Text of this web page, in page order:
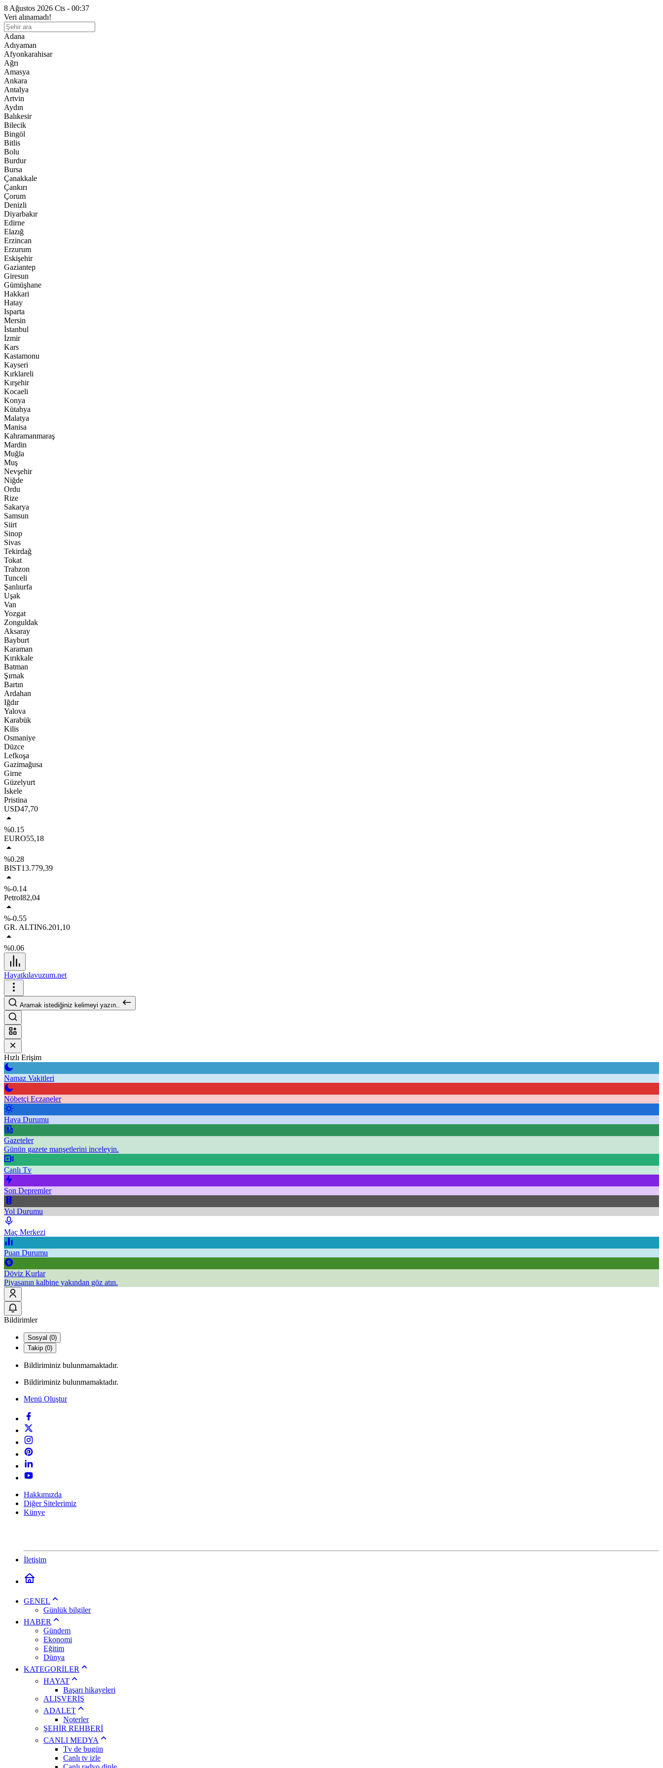
8 Ağustos 2026 Cts - 00:37
Veri alınamadı!
Adana
Adıyaman
Afyonkarahisar
Ağrı
Amasya
Ankara
Antalya
Artvin
Aydın
Balıkesir
Bilecik
Bingöl
Bitlis
Bolu
Burdur
Bursa
Çanakkale
Çankırı
Çorum
Denizli
Diyarbakır
Edirne
Elazığ
Erzincan
Erzurum
Eskişehir
Gaziantep
Giresun
Gümüşhane
Hakkari
Hatay
Isparta
Mersin
İstanbul
İzmir
Kars
Kastamonu
Kayseri
Kırklareli
Kırşehir
Kocaeli
Konya
Kütahya
Malatya
Manisa
Kahramanmaraş
Mardin
Muğla
Muş
Nevşehir
Niğde
Ordu
Rize
Sakarya
Samsun
Siirt
Sinop
Sivas
Tekirdağ
Tokat
Trabzon
Tunceli
Şanlıurfa
Uşak
Van
Yozgat
Zonguldak
Aksaray
Bayburt
Karaman
Kırıkkale
Batman
Şırnak
Bartın
Ardahan
Iğdır
Yalova
Karabük
Kilis
Osmaniye
Düzce
Lefkoşa
Gazimağusa
Girne
Güzelyurt
İskele
Pristina
USD47,70
%0.15
EURO55,18
%0.28
BIST13.779,39
%-0.14
Petrol82,04
%-0.55
GR. ALTIN6.201,10
%0.06
Hayatkılavuzum.net
Aramak istediğiniz kelimeyi yazın..
Hızlı Erişim
Namaz Vakitleri
Nöbetçi Eczaneler
Hava Durumu
Gazeteler
Günün gazete manşetlerini inceleyin.
Canlı Tv
Son Depremler
Yol Durumu
Maç Merkezi
Puan Durumu
Döviz Kurlar
Piyasanın kalbine yakından göz atın.
Bildirimler
Sosyal (0)
Takip (0)
Bildiriminiz bulunmamaktadır.
Bildiriminiz bulunmamaktadır.
Menü Oluştur
Hakkımızda
Diğer Sitelerimiz
Künye
İletişim
GENEL
Günlük bilgiler
HABER
Gündem
Ekonomi
Eğitim
Dünya
KATEGORİLER
HAYAT
Başarı hikayeleri
ALIŞVERİŞ
ADALET
Noterler
ŞEHİR REHBERİ
CANLI MEDYA
Tv de bugün
Canlı tv izle